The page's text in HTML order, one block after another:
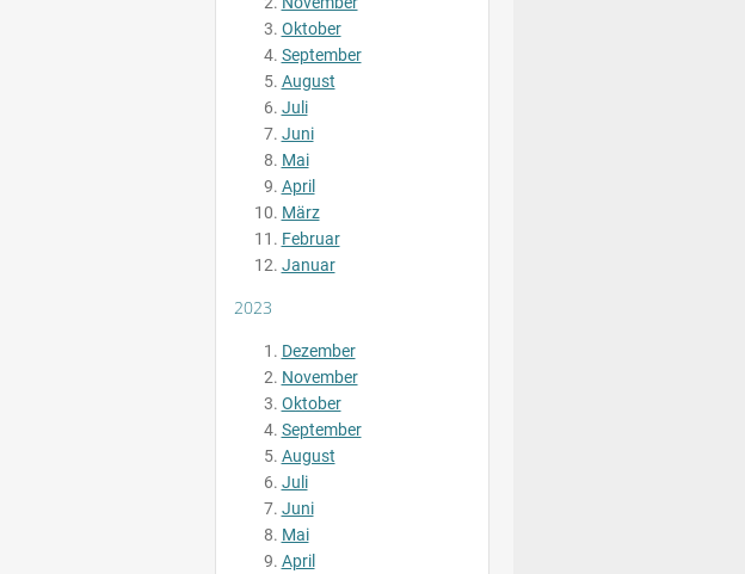
Oktober
September
August
Juli
Juni
Mai
April
März
Februar
Januar
2023
Dezember
November
Oktober
September
August
Juli
Juni
Mai
April